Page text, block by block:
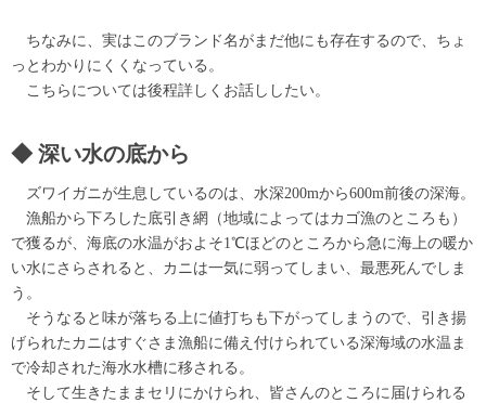
ちなみに、実はこのブランド名がまだ他にも存在するので、ちょ
っとわかりにくくなっている。
こちらについては後程詳しくお話ししたい。
深い水の底から
ズワイガニが生息しているのは、水深200mから600m前後の深海。
漁船から下ろした底引き網（地域によってはカゴ漁のところも）
で獲るが、海底の水温がおよそ1℃ほどのところから急に海上の暖か
い水にさらされると、カニは一気に弱ってしまい、最悪死んでしま
う。
そうなると味が落ちる上に値打ちも下がってしまうので、引き揚
げられたカニはすぐさま漁船に備え付けられている深海域の水温ま
で冷却された海水水槽に移される。
そして生きたままセリにかけられ、皆さんのところに届けられる